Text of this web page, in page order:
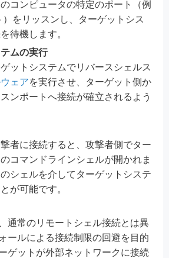
コンピュータの特定のポート（例
）をリッスンし、ターゲットシス
待機します。
ムの実行
ットシステムでリバースシェルス
ェアを実行させ、ターゲット側か
ンポートへ接続が確立されるよう
者に接続すると、攻撃者側でター
コマンドラインシェルが開かれま
シェルを介してターゲットシステ
が可能です。
通常のリモートシェル接続とは異
ールによる接続制限の回避を目的
ゲットが外部ネットワークに接続